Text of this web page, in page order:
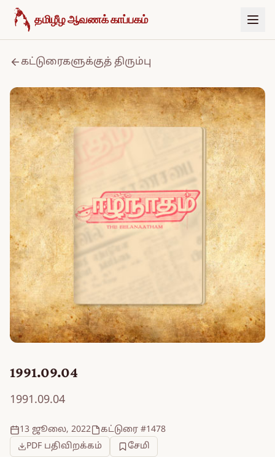
உள்ளடக்கத்திற்குச் செல்க
தமிழீழ ஆவணக் காப்பகம்
கட்டுரைகளுக்குத் திரும்பு
1991.09.04
1991.09.04
13 ஜூலை, 2022
கட்டுரை #1478
PDF பதிவிறக்கம்
சேமி